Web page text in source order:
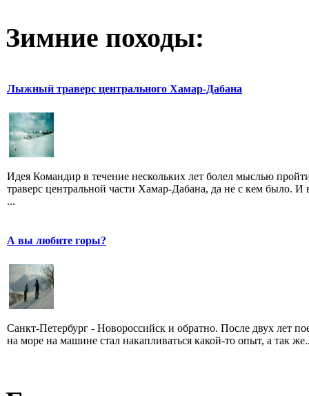
Зимние походы:
Лыжный траверс центрального Хамар-Дабана
Идея Командир в течение нескольких лет болел мыслью
траверс центральной части Хамар-Дабана, да не с кем было. И
...
А вы любите горы?
Санкт-Петербург - Новороссийск и обратно. После двух лет
на море на машине стал накапливаться какой-то опыт, а так